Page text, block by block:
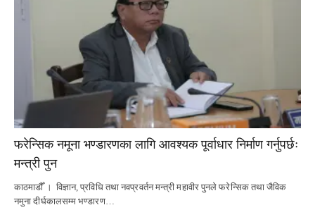
फरेन्सिक नमूना भण्डारणका लागि आवश्यक पूर्वाधार निर्माण गर्नुपर्छः
मन्त्री पुन
काठमाडौँ । विज्ञान, प्रविधि तथा नवप्रवर्तन मन्त्री महावीर पुनले फरेन्सिक तथा जैविक
नमुना दीर्घकालसम्म भण्डारण…